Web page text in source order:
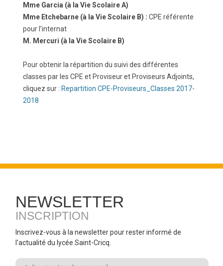
Mme Garcia (à la Vie Scolaire A)
Mme Etchebarne (à la Vie Scolaire B) : CPE référente
pour l’internat
M. Mercuri (à la Vie Scolaire B)
Pour obtenir la répartition du suivi des différentes
classes par les CPE et Proviseur et Proviseurs Adjoints,
cliquez sur : Repartition CPE-Proviseurs_Classes 2017-
2018
NEWSLETTER
INSCRIPTION
Inscrivez-vous à la newsletter pour rester informé de
l'actualité du lycée Saint-Cricq.